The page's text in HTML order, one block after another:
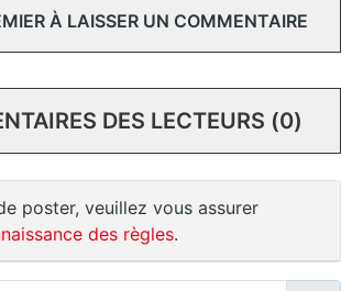
À LAISSER UN COMMENTAIRE
DES LECTEURS (0)
poster, veuillez vous assurer
des règles.